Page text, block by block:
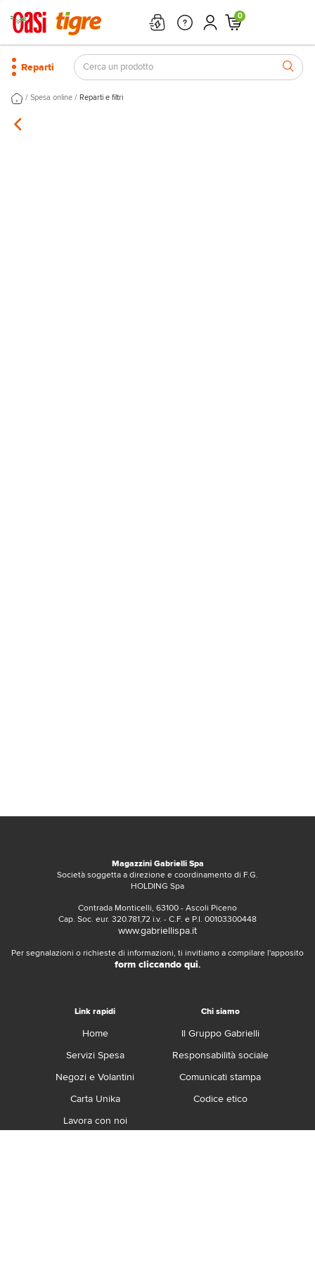
0
Reparti
/ Spesa online / Reparti e filtri
Magazzini Gabrielli Spa
Società soggetta a direzione e coordinamento di F.G.
HOLDING Spa
Contrada Monticelli, 63100 - Ascoli Piceno
Cap. Soc. eur. 320.781,72 i.v. - C.F. e P.I. 00103300448
www.gabriellispa.it
Per segnalazioni o richieste di informazioni, ti invitiamo a compilare l'apposito
form cliccando qui.
Link rapidi
Home
Servizi Spesa
Negozi e Volantini
Carta Unika
Lavora con noi
Chi siamo
Il Gruppo Gabrielli
Responsabilità sociale
Comunicati stampa
Codice etico